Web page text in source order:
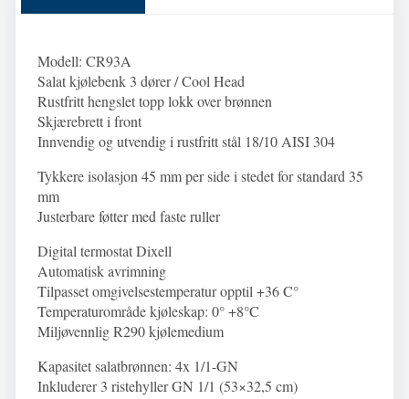
Modell: CR93A
Salat kjølebenk 3 dører / Cool Head
Rustfritt hengslet topp lokk over brønnen
Skjærebrett i front
Innvendig og utvendig i rustfritt stål 18/10 AISI 304
Tykkere isolasjon 45 mm per side i stedet for standard 35
mm
Justerbare føtter med faste ruller
Digital termostat Dixell
Automatisk avrimning
Tilpasset omgivelsestemperatur opptil +36 C°
Temperaturområde kjøleskap: 0° +8°C
Miljøvennlig R290 kjølemedium
Kapasitet salatbrønnen: 4x 1/1-GN
Inkluderer 3 ristehyller GN 1/1 (53×32,5 cm)